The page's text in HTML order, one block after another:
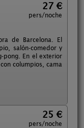
27 €
pers/noche
de Barcelona. El
salón-comedor y
pong. En el exterior
columpios, cama
25 €
pers/noche